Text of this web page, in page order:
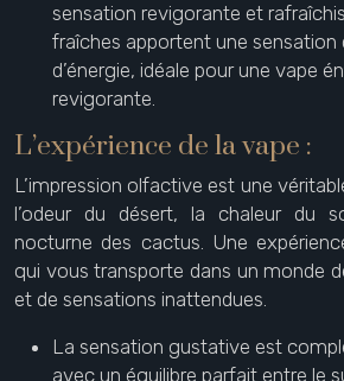
sensation revigorante et
fraîches apportent une
d’énergie, idéale pour une vape
revigorante.
L’expérience de la vape :
L’impression olfactive est une
l’odeur du désert, la chaleur du
nocturne des cactus. Une
qui vous transporte dans un monde
et de sensations inattendues.
La sensation gustative est
avec un équilibre parfait entre le